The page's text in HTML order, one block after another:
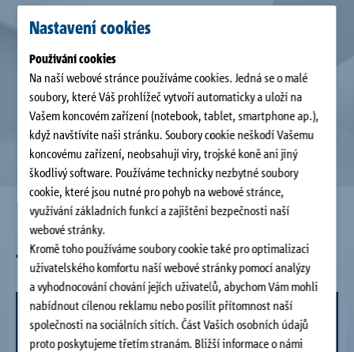
Nastavení cookies
Používání cookies
Na naší webové stránce používáme cookies. Jedná se o malé
soubory, které Váš prohlížeč vytvoří automaticky a uloží na
Vašem koncovém zařízení (notebook, tablet, smartphone ap.),
když navštívíte naši stránku. Soubory cookie neškodí Vašemu
koncovému zařízení, neobsahují viry, trojské koně ani jiný
škodlivý software. Používáme technicky nezbytné soubory
cookie, které jsou nutné pro pohyb na webové stránce,
využívání základních funkcí a zajištění bezpečnosti naší
webové stránky.
Kromě toho používáme soubory cookie také pro optimalizaci
uživatelského komfortu naší webové stránky pomocí analýzy
a vyhodnocování chování jejích uživatelů, abychom Vám mohli
nabídnout cílenou reklamu nebo posílit přítomnost naší
společnosti na sociálních sítích. Část Vašich osobních údajů
proto poskytujeme třetím stranám. Bližší informace o námi
Digitální řešení
Download
Servis
Referenční projekty
Společnost
Kontakt
Jak se mohu zaregistrovat?